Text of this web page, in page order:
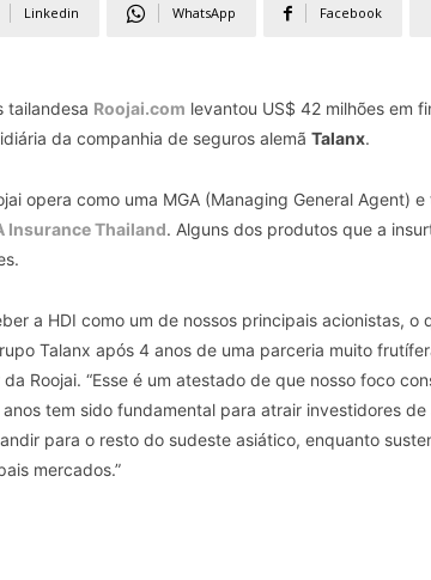
Linkedin WhatsApp Facebook
tailandesa Roojai.com levantou US$ 42 milhões em
da companhia de seguros alemã Talanx.
opera como uma MGA (Managing General Agent)
Insurance Thailand. Alguns dos produtos que a
a HDI como um de nossos principais acionistas, o
Talanx após 4 anos de uma parceria muito
Roojai. “Esse é um atestado de que nosso foco
anos tem sido fundamental para atrair investidores
para o resto do sudeste asiático, enquanto
mercados.”